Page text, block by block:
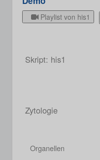
Playlist von his1
Skript: his1
Zytologie
Organellen